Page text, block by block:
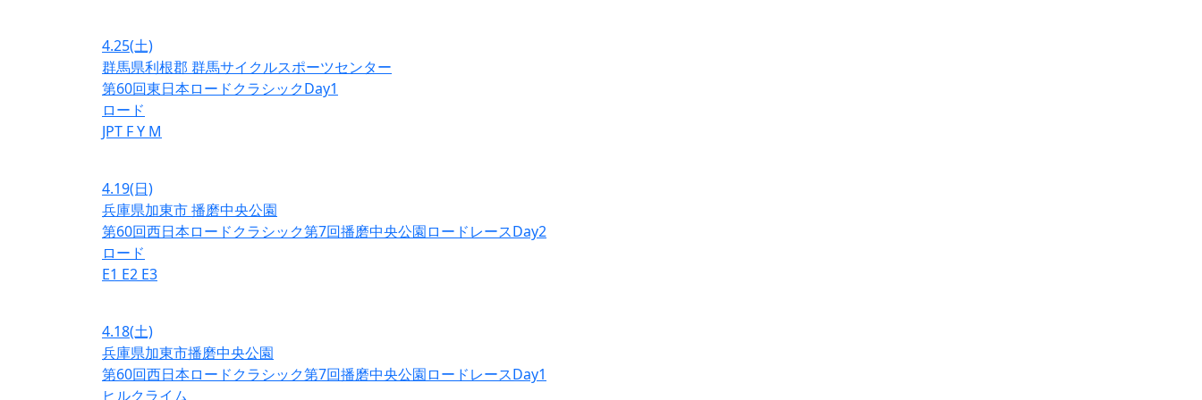
4.25(土)
群馬県利根郡 群馬サイクルスポーツセンター
第60回東日本ロードクラシックDay1
ロード
JPT FY M
4.19(日)
兵庫県加東市 播磨中央公園
第60回西日本ロードクラシック第7回播磨中央公園ロードレースDay2
ロード
E1 E2 E3
4.18(土)
兵庫県加東市播磨中央公園
第60回西日本ロードクラシック第7回播磨中央公園ロードレースDay1
ヒルクライム